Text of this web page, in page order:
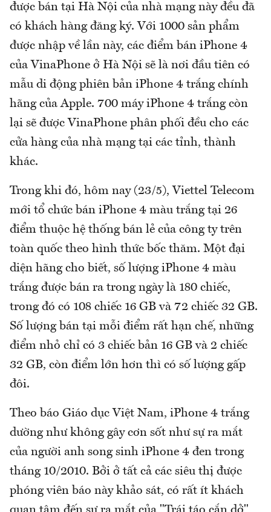
được bán tại Hà Nội của nhà mạng này đều đã
có khách hàng đăng ký. Với 1000 sản phẩm
được nhập về lần này, các điểm bán iPhone 4
của VinaPhone ở Hà Nội sẽ là nơi đầu tiên có
mẫu di động phiên bản iPhone 4 trắng chính
hãng của Apple. 700 máy iPhone 4 trắng còn
lại sẽ được VinaPhone phân phối đều cho các
cửa hàng của nhà mạng tại các tỉnh, thành
khác.
Trong khi đó, hôm nay (23/5), Viettel Telecom
mới tổ chức bán iPhone 4 màu trắng tại 26
điểm thuộc hệ thống bán lẻ của công ty trên
toàn quốc theo hình thức bốc thăm. Một đại
diện hãng cho biết, số lượng iPhone 4 màu
trắng được bán ra trong ngày là 180 chiếc,
trong đó có 108 chiếc 16 GB và 72 chiếc 32 GB.
Số lượng bán tại mỗi điểm rất hạn chế, những
điểm nhỏ chỉ có 3 chiếc bản 16 GB và 2 chiếc
32 GB, còn điểm lớn hơn thì có số lượng gấp
đôi.
Theo báo Giáo dục Việt Nam, iPhone 4 trắng
dường như không gây cơn sốt như sự ra mắt
của người anh song sinh iPhone 4 đen trong
tháng 10/2010. Bởi ở tất cả các siêu thị được
phóng viên báo này khảo sát, có rất ít khách